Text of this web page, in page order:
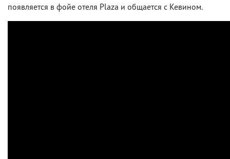
появляется в фойе отеля Plaza и общается с Кевином.